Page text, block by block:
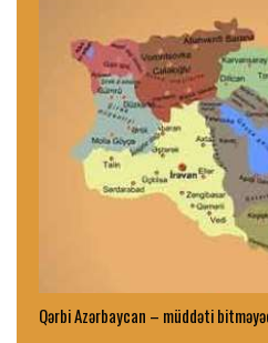
Qərbi Azərbaycan – müddəti